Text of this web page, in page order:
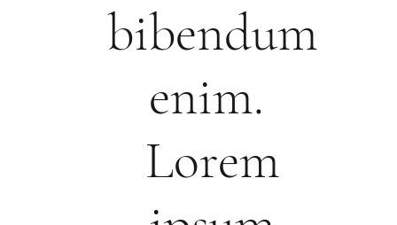
bibendum
enim.
Lorem